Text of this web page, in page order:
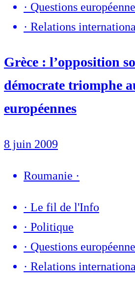
· Questions
· Relations
Grèce : l’opposition
démocrate triomphe
européennes
8 juin 2009
Roumanie ·
· Le fil de l'Info
· Politique
· Questions
· Relations